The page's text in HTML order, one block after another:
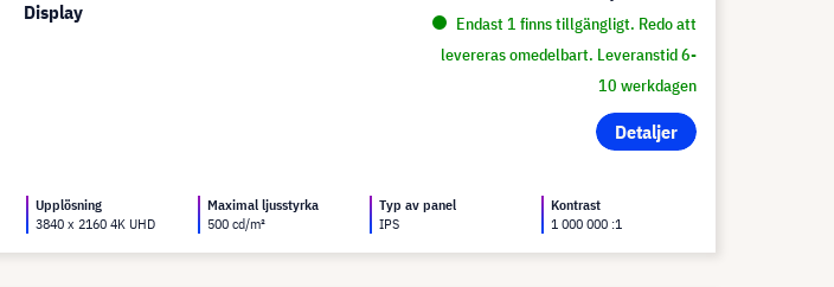
Display
Endast 1 finns tillgängligt. Redo att
levereras omedelbart. Leveranstid 6-
10 werkdagen
Detaljer
Upplösning
3840 x 2160 4K UHD
Maximal ljusstyrka
500 cd/m²
Typ av panel
IPS
Kontrast
1 000 000 :1